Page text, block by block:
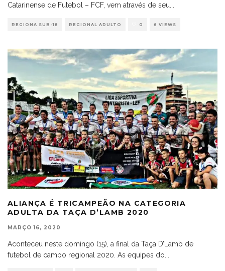
Catarinense de Futebol – FCF, vem através de seu
REGIONA SUB-18 REGIONAL ADULTO 0 6 VIEWS
ALIANÇA É TRICAMPEÃO NA CATEGORIA
ADULTA DA TAÇA D’LAMB 2020
MARÇO 16, 2020
Aconteceu neste domingo (15), a final da Taça D’Lamb de
futebol de campo regional 2020. As equipes do